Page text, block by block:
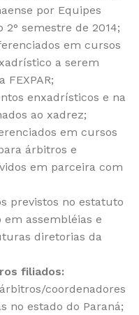
por Equipes
2° semestre de 2014;
em cursos
a serem
enxadrísticos e na
ao xadrez;
em cursos
árbitros e
em parceira com
previstos no estatuto
em assembléias e
diretorias da
filiados:
coordenadores
no estado do Paraná;